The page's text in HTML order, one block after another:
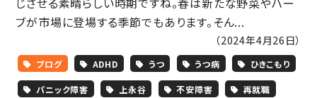
ブが市場に登場する季節でもあります。そん...
（2024年4月26日）
ブログ ADHD うつ うつ病 ひきこもり
パニック障害 上永谷 不安障害 再就職